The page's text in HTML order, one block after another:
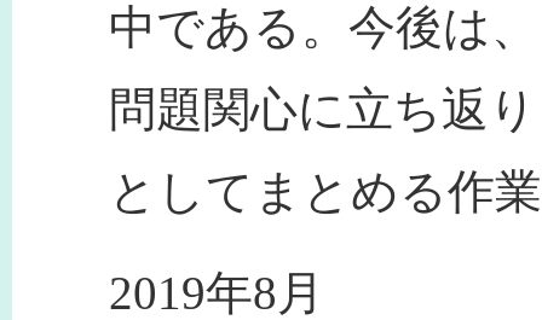
中である。今後は
問題関心に立ち返
としてまとめる作
2019年8月